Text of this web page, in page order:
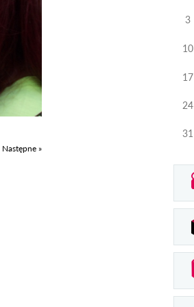
Następne »
3
10
17
24
31